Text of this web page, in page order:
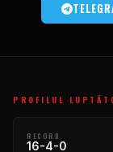
PROFILUL
RECORD
16-4-0